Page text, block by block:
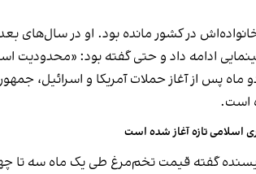
داشته، اما در نهایت به دلیل خانواده‌اش در کشور مانده بود. او
ادامه داد و حتی گفته بود: «محدودیت
پس از آغاز حملات آمریکا و اسرائیل،
است.
اسلامی تازه آغاز شده است
گفته قیمت تخم‌مرغ طی یک ماه سه تا